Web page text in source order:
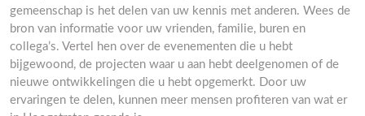
gemeenschap is het delen van uw kennis met anderen. Wees de
bron van informatie voor uw vrienden, familie, buren en
collega’s. Vertel hen over de evenementen die u hebt
bijgewoond, de projecten waar u aan hebt deelgenomen of de
nieuwe ontwikkelingen die u hebt opgemerkt. Door uw
ervaringen te delen, kunnen meer mensen profiteren van wat er